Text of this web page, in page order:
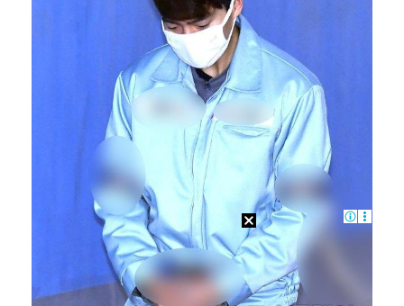
'버디만 7개' 김주형, PGA 윈덤 챔피언십 3R 3…